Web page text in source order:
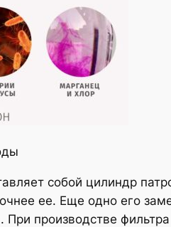
собой цилиндр
ее. Еще одно его
производстве